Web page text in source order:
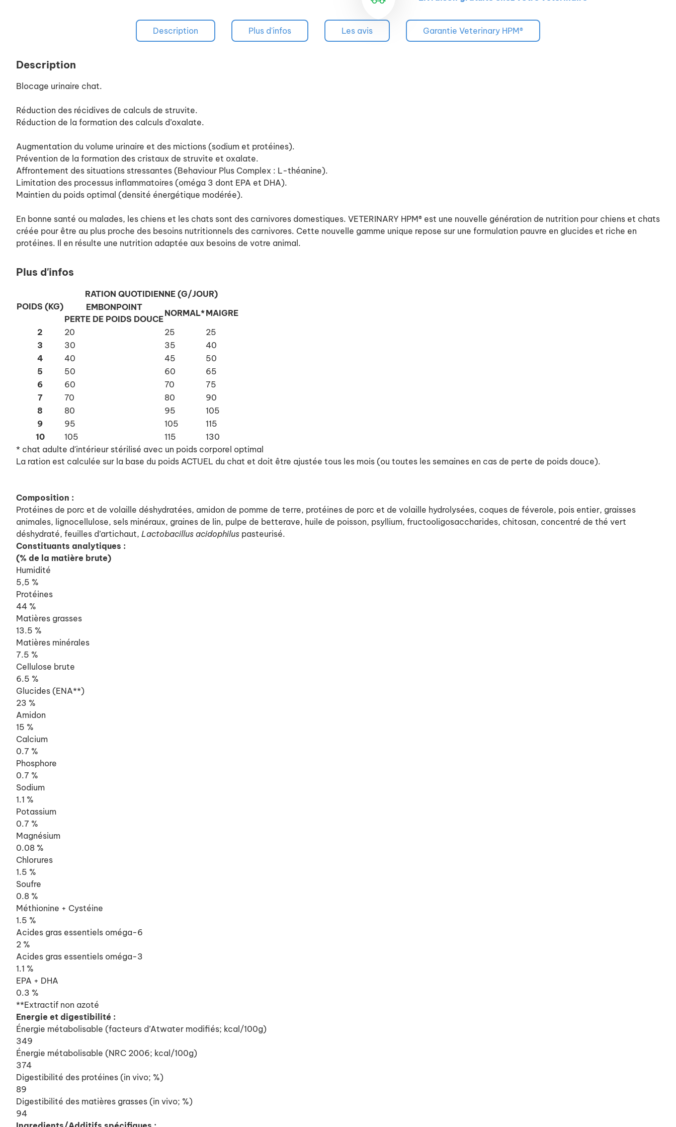
Description Plus d'infos Les avis Garantie Veterinary HPM®
Description
Blocage urinaire chat.
Réduction des récidives de calculs de struvite.
Réduction de la formation des calculs d’oxalate.
Augmentation du volume urinaire et des mictions (sodium et protéines).
Prévention de la formation des cristaux de struvite et oxalate.
Affrontement des situations stressantes (Behaviour Plus Complex : L-théanine).
Limitation des processus inflammatoires (oméga 3 dont EPA et DHA).
Maintien du poids optimal (densité énergétique modérée).
En bonne santé ou malades, les chiens et les chats sont des carnivores domestiques. VETERINARY HPM® est une nouvelle génération de nutrition pour chiens et chats
créée pour être au plus proche des besoins nutritionnels des carnivores. Cette nouvelle gamme unique repose sur une formulation pauvre en glucides et riche en
protéines. Il en résulte une nutrition adaptée aux besoins de votre animal.
Plus d'infos
POIDS (KG)
RATION QUOTIDIENNE (G/JOUR)
EMBONPOINT
PERTE DE POIDS DOUCE
NORMAL*MAIGRE
2
20 25
25
3
30 35
40
4
40 45
50
5
50 60
65
6
60 70
75
7
70 80
90
8
80 95
105
9
95 105
115
10
105 115
130
* chat adulte d'intérieur stérilisé avec un poids corporel optimal
La ration est calculée sur la base du poids ACTUEL du chat et doit être ajustée tous les mois (ou toutes les semaines en cas de perte de poids douce).
Composition :
Protéines de porc et de volaille déshydratées, amidon de pomme de terre, protéines de porc et de volaille hydrolysées, coques de féverole, pois entier, graisses
animales, lignocellulose, sels minéraux, graines de lin, pulpe de betterave, huile de poisson, psyllium, fructooligosaccharides, chitosan, concentré de thé vert
déshydraté, feuilles d’artichaut, Lactobacillus acidophilus pasteurisé.
Constituants analytiques :
(% de la matière brute)
Humidité
5,5 %
Protéines
44 %
Matières grasses
13.5 %
Matières minérales
7.5 %
Cellulose brute
6.5 %
Glucides (ENA**)
23 %
Amidon
15 %
Calcium
0.7 %
Phosphore
0.7 %
Sodium
1.1 %
Potassium
0.7 %
Magnésium
0.08 %
Chlorures
1.5 %
Soufre
0.8 %
Méthionine + Cystéine
1.5 %
Acides gras essentiels oméga-6
2 %
Acides gras essentiels oméga-3
1.1 %
EPA + DHA
0.3 %
**Extractif non azoté
Energie et digestibilité :
Énergie métabolisable (facteurs d’Atwater modifiés; kcal/100g)
349
Énergie métabolisable (NRC 2006; kcal/100g)
374
Digestibilité des protéines (in vivo; %)
89
Digestibilité des matières grasses (in vivo; %)
94